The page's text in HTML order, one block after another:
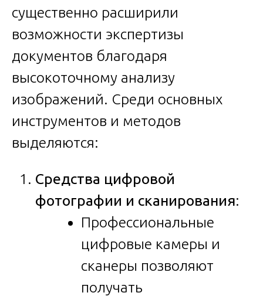
существенно расширили
возможности экспертизы
документов благодаря
высокоточному анализу
изображений. Среди основных
инструментов и методов
выделяются:
Средства цифровой
фотографии и сканирования:
Профессиональные
цифровые камеры и
сканеры позволяют
получать